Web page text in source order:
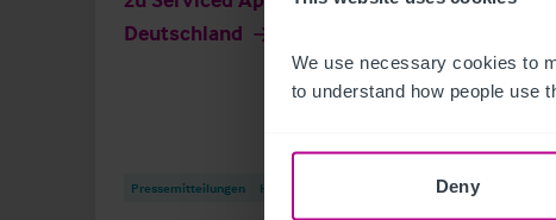
We use necessary cookies to
to understand how people use
Deny
Deutschland
Pressemitteilungen Hotels